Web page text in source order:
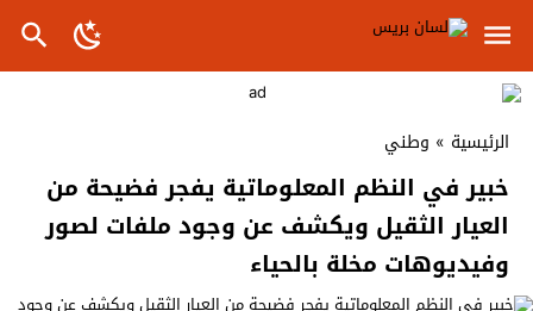
الرئيسية » وطني
خبير في النظم المعلوماتية يفجر فضيحة من
العيار الثقيل ويكشف عن وجود ملفات لصور
وفيديوهات مخلة بالحياء